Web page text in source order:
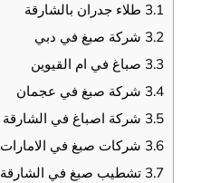
3.1 طلاء جدران بالشارقة
3.2 شركة صبغ في دبي
3.3 صباغ في ام القيوين
3.4 شركة صبغ في عجمان
3.5 شركة اصباغ في الشارقة
3.6 شركات صبغ في الامارات
3.7 تشطيب صبغ في الشارقة